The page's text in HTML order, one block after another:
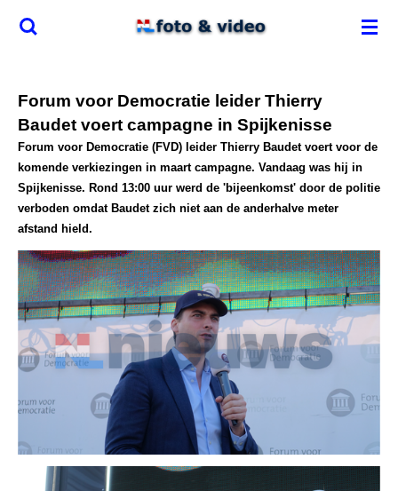
Ga
direct
hoofdinhoud
Forum voor Democratie leider Thierry
Baudet voert campagne in Spijkenisse
Forum voor Democratie (FVD) leider Thierry Baudet voert voor de
komende verkiezingen in maart campagne. Vandaag was hij in
Spijkenisse. Rond 13:00 uur werd de 'bijeenkomst' door de politie
verboden omdat Baudet zich niet aan de anderhalve meter
afstand hield.